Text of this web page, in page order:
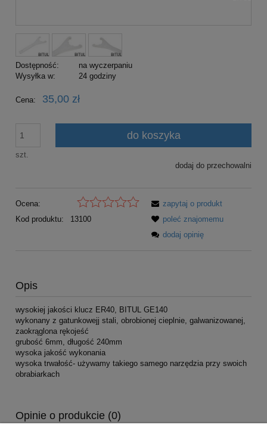
Dostępność:
na wyczerpaniu
Wysyłka w:
24 godziny
Cena: 35,00 zł
szt.
do koszyka
dodaj do przechowalni
Ocena:
Kod produktu:
13100
zapytaj o produkt
poleć znajomemu
dodaj opinię
Opis
wysokiej jakości klucz ER40, BITUL GE140
wykonany z gatunkowejj stali, obrobionej cieplnie, galwanizowanej,
zaokrąglona rękojeść
grubość 6mm, długość 240mm
wysoka jakość wykonania
wysoka trwałość- używamy takiego samego narzędzia przy swoich
obrabiarkach
Opinie o produkcie (0)